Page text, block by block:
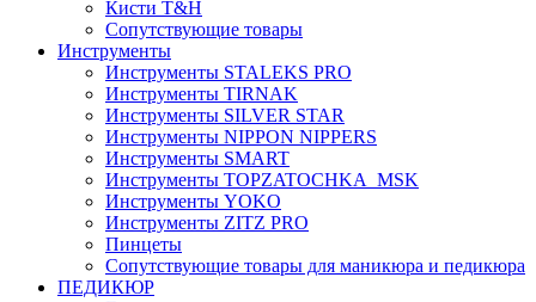
Кисти T&H
Сопутствующие товары
Инструменты
Инструменты STALEKS PRO
Инструменты TIRNAK
Инструменты SILVER STAR
Инструменты NIPPON NIPPERS
Инструменты SMART
Инструменты TOPZATOCHKA_MSK
Инструменты YOKO
Инструменты ZITZ PRO
Пинцеты
Сопутствующие товары для маникюра и педикюра
ПЕДИКЮР